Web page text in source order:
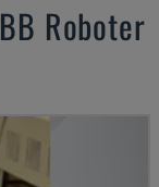
Roboter